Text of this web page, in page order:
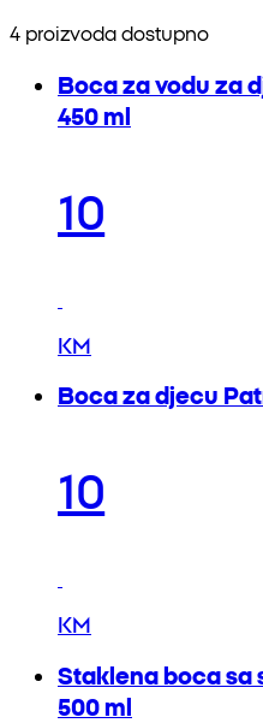
4 proizvoda dostupno
Boca za vodu za
450 ml
10
KM
Boca za djecu
10
KM
Staklena boca sa
500 ml